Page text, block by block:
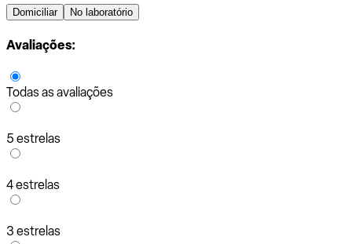
Domiciliar No laboratório
Avaliações:
Todas as avaliações
5 estrelas
4 estrelas
3 estrelas